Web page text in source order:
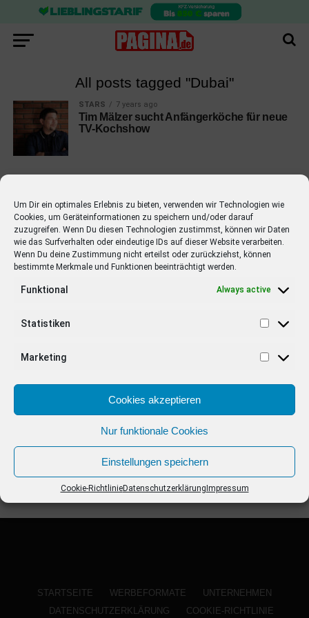
Um Dir ein optimales Erlebnis zu bieten, verwenden wir Technologien wie
Cookies, um Geräteinformationen zu speichern und/oder darauf
zuzugreifen. Wenn Du diesen Technologien zustimmst, können wir Daten
wie das Surfverhalten oder eindeutige IDs auf dieser Website verarbeiten.
Wenn Du deine Zustimmung nicht erteilst oder zurückziehst, können
bestimmte Merkmale und Funktionen beeinträchtigt werden.
Funktional Always active
Statistiken
Marketing
Cookies akzeptieren
Nur funktionale Cookies
Einstellungen speichern
Cookie-RichtlinieDatenschutzerklärung Impressum
All posts tagged "Dubai"
STARS 7 years ago
Tim Mälzer sucht Anfängerköche für neue
TV-Kochshow
EMPFOHLEN
STARS 4 years ago
Barbara Schöneberger Moderatorin
von “Verstehen Sie Spaß?”
STARTSEITE WERBEFORMATE
UNTERNEHMEN
DATENSCHUTZERKLÄRUNG
COOKIE-RICHTLINIE